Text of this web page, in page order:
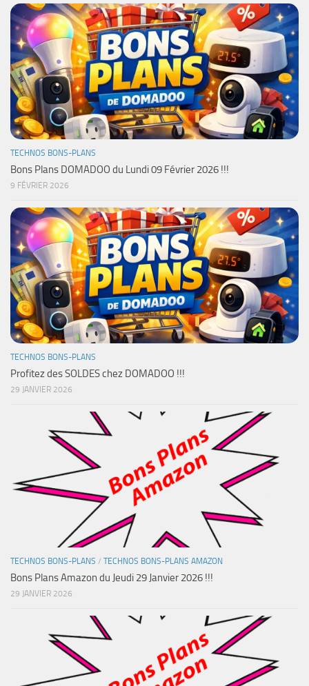
TECHNOS BONS-PLANS
Bons Plans DOMADOO du Lundi 09 Février 2026 !!!
9 FÉVRIER 2026
TECHNOS BONS-PLANS
Profitez des SOLDES chez DOMADOO !!!
29 JANVIER 2026
TECHNOS BONS-PLANS / TECHNOS BONS-PLANS AMAZON
Bons Plans Amazon du Jeudi 29 Janvier 2026 !!!
29 JANVIER 2026